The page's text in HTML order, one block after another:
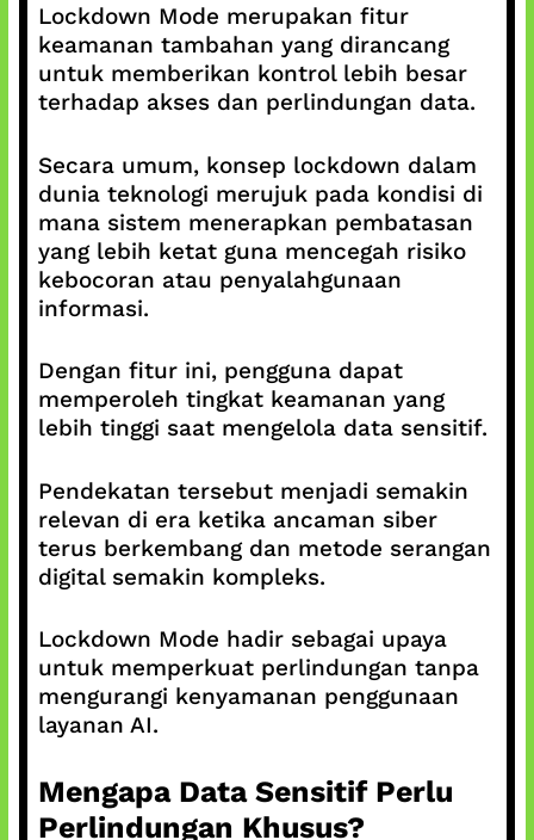
Lockdown Mode merupakan fitur
keamanan tambahan yang dirancang
untuk memberikan kontrol lebih besar
terhadap akses dan perlindungan data.
Secara umum, konsep lockdown dalam
dunia teknologi merujuk pada kondisi di
mana sistem menerapkan pembatasan
yang lebih ketat guna mencegah risiko
kebocoran atau penyalahgunaan
informasi.
Dengan fitur ini, pengguna dapat
memperoleh tingkat keamanan yang
lebih tinggi saat mengelola data sensitif.
Pendekatan tersebut menjadi semakin
relevan di era ketika ancaman siber
terus berkembang dan metode serangan
digital semakin kompleks.
Lockdown Mode hadir sebagai upaya
untuk memperkuat perlindungan tanpa
mengurangi kenyamanan penggunaan
layanan AI.
Mengapa Data Sensitif Perlu
Perlindungan Khusus?